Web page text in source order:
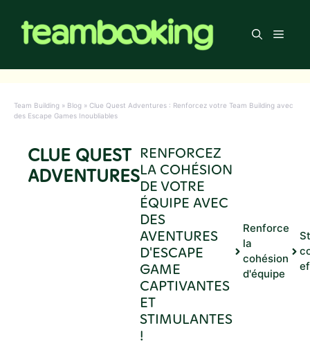
contenu
Menu
Team Building » Blog » Clue Quest Adventures : Renforcez votre Team Building avec
des Escape Games Inoubliables
CLUE QUEST
ADVENTURES
RENFORCEZ
LA COHÉSION
DE VOTRE
ÉQUIPE AVEC
DES
AVENTURES
D'ESCAPE
GAME
CAPTIVANTES
ET
STIMULANTES
!
Renforce
la
cohésion
d'équipe